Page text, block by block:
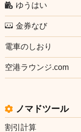
ゆうはい
金券なび
電車のしおり
空港ラウンジ.com
ノマドツール
割引計算